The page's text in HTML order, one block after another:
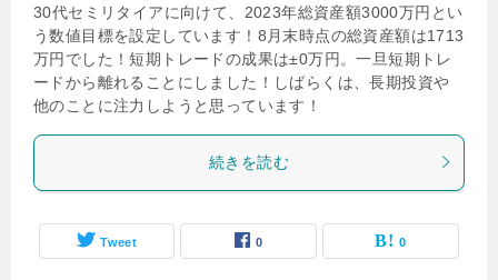
30代セミリタイアに向けて、2023年総資産額3000万円とい
う数値目標を設定しています！8月末時点の総資産額は1713
万円でした！短期トレードの成果は±0万円。一旦短期トレ
ードから離れることにしました！しばらくは、長期投資や
他のことに注力しようと思っています！
続きを読む
Tweet 0 0